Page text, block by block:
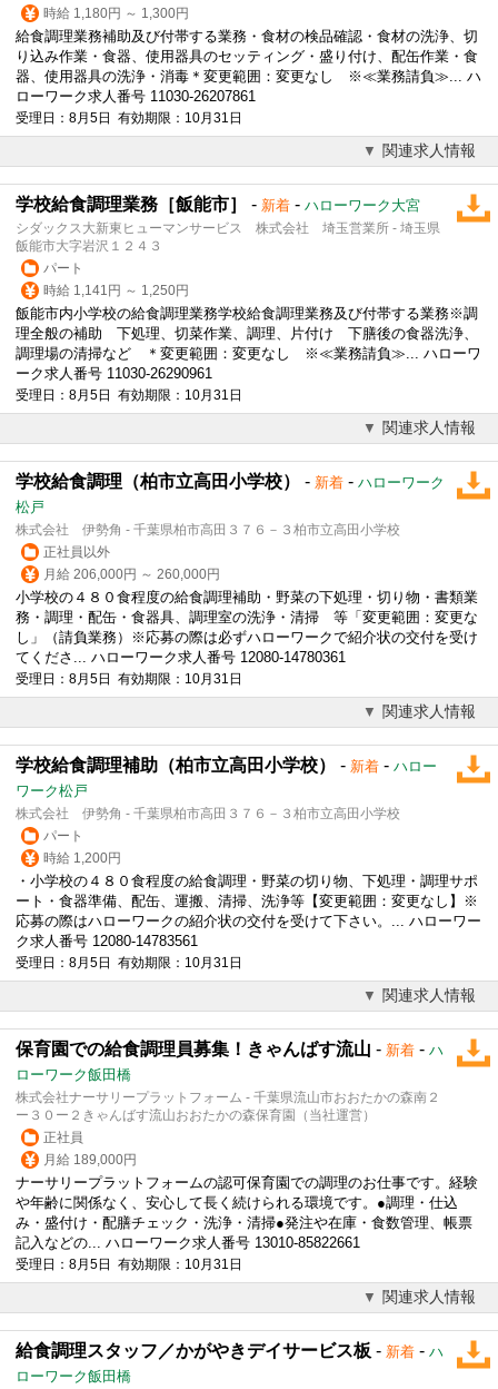
時給 1,180円 ～ 1,300円
給食調理業務補助及び付帯する業務・食材の検品確認・食材の洗浄、切
り込み作業・食器、使用器具のセッティング・盛り付け、配缶作業・食
器、使用器具の洗浄・消毒＊変更範囲：変更なし ※≪業務請負≫... ハ
ローワーク求人番号 11030-26207861
受理日：8月5日 有効期限：10月31日
関連求人情報
学校給食調理業務［飯能市］ - 新着 - ハローワーク大宮
シダックス大新東ヒューマンサービス 株式会社 埼玉営業所 - 埼玉県
飯能市大字岩沢１２４３
パート
時給 1,141円 ～ 1,250円
飯能市内小学校の給食調理業務学校給食調理業務及び付帯する業務※調
理全般の補助 下処理、切菜作業、調理、片付け 下膳後の食器洗浄、
調理場の清掃など ＊変更範囲：変更なし ※≪業務請負≫... ハローワ
ーク求人番号 11030-26290961
受理日：8月5日 有効期限：10月31日
関連求人情報
学校給食調理（柏市立高田小学校） - 新着 - ハローワーク
松戸
株式会社 伊勢角 - 千葉県柏市高田３７６－３柏市立高田小学校
正社員以外
月給 206,000円 ～ 260,000円
小学校の４８０食程度の給食調理補助・野菜の下処理・切り物・書類業
務・調理・配缶・食器具、調理室の洗浄・清掃 等「変更範囲：変更な
し」（請負業務）※応募の際は必ずハローワークで紹介状の交付を受け
てくださ... ハローワーク求人番号 12080-14780361
受理日：8月5日 有効期限：10月31日
関連求人情報
学校給食調理補助（柏市立高田小学校） - 新着 - ハロー
ワーク松戸
株式会社 伊勢角 - 千葉県柏市高田３７６－３柏市立高田小学校
パート
時給 1,200円
・小学校の４８０食程度の給食調理 ・野菜の切り物、下処理・調理サポ
ート・食器準備、配缶、運搬、清掃、洗浄等【変更範囲：変更なし】※
応募の際はハローワークの紹介状の交付を受けて下さい。... ハローワー
ク求人番号 12080-14783561
受理日：8月5日 有効期限：10月31日
関連求人情報
保育園での給食調理員募集！きゃんばす流山 - 新着 - ハ
ローワーク飯田橋
株式会社ナーサリープラットフォーム - 千葉県流山市おおたかの森南２
ー３０ー２きゃんばす流山おおたかの森保育園（当社運営）
正社員
月給 189,000円
ナーサリープラットフォームの認可保育園での調理のお仕事です。経験
や年齢に関係なく、安心して長く続けられる環境です。●調理・仕込
み・盛付け・配膳チェック・洗浄・清掃●発注や在庫・食数管理、帳票
記入などの... ハローワーク求人番号 13010-85822661
受理日：8月5日 有効期限：10月31日
関連求人情報
給食調理スタッフ／かがやきデイサービス板 - 新着 - ハ
ローワーク飯田橋